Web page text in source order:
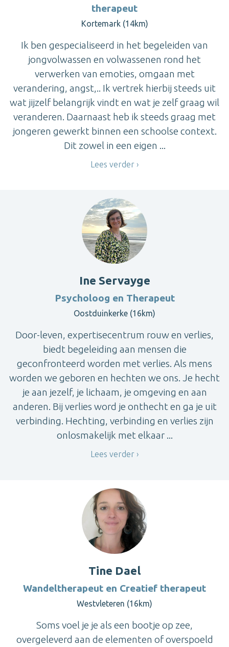
therapeut
Kortemark (14km)
Ik ben gespecialiseerd in het begeleiden van
jongvolwassen en volwassenen rond het
verwerken van emoties, omgaan met
verandering, angst,.. Ik vertrek hierbij steeds uit
wat jijzelf belangrijk vindt en wat je zelf graag wil
veranderen. Daarnaast heb ik steeds graag met
jongeren gewerkt binnen een schoolse context.
Dit zowel in een eigen ...
Lees verder
Ine Servayge
Psycholoog en Therapeut
Oostduinkerke (16km)
Door-leven, expertisecentrum rouw en verlies,
biedt begeleiding aan mensen die
geconfronteerd worden met verlies. Als mens
worden we geboren en hechten we ons. Je hecht
je aan jezelf, je lichaam, je omgeving en aan
anderen. Bij verlies word je onthecht en ga je uit
verbinding. Hechting, verbinding en verlies zijn
onlosmakelijk met elkaar ...
Lees verder
Tine Dael
Wandeltherapeut en Creatief therapeut
Westvleteren (16km)
Soms voel je je als een bootje op zee,
overgeleverd aan de elementen of overspoeld